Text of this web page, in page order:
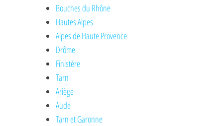
Bouches du Rhône
Hautes Alpes
Alpes de Haute Provence
Drôme
Finistère
Tarn
Ariège
Aude
Tarn et Garonne